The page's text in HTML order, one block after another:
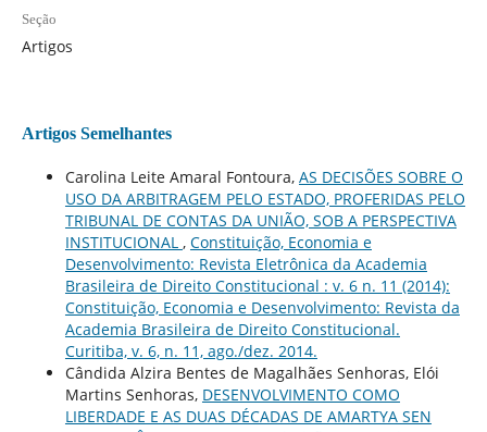
Seção
Artigos
Artigos Semelhantes
Carolina Leite Amaral Fontoura, AS DECISÕES SOBRE O
USO DA ARBITRAGEM PELO ESTADO, PROFERIDAS PELO
TRIBUNAL DE CONTAS DA UNIÃO, SOB A PERSPECTIVA
INSTITUCIONAL , Constituição, Economia e
Desenvolvimento: Revista Eletrônica da Academia
Brasileira de Direito Constitucional : v. 6 n. 11 (2014):
Constituição, Economia e Desenvolvimento: Revista da
Academia Brasileira de Direito Constitucional.
Curitiba, v. 6, n. 11, ago./dez. 2014.
Cândida Alzira Bentes de Magalhães Senhoras, Elói
Martins Senhoras, DESENVOLVIMENTO COMO
LIBERDADE E AS DUAS DÉCADAS DE AMARTYA SEN